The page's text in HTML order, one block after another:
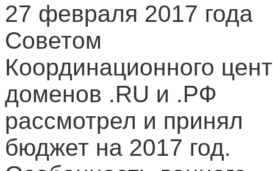
27 февраля 2017 года
Советом
Координационного
доменов .RU и .РФ
рассмотрел и принял
бюджет на 2017 год.